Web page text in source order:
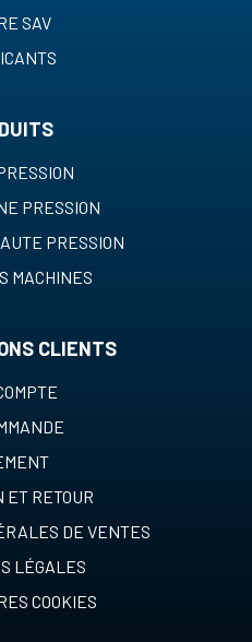
SAV
PRESSION
PRESSION
MACHINES
CLIENTS
ET RETOUR
DE VENTES
LÉGALES
COOKIES